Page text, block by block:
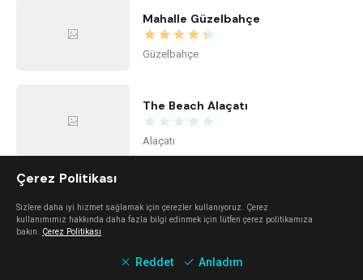
Mahalle Güzelbahçe
Güzelbahçe
The Beach Alaçatı
Alaçatı
Balçova
Çerez Politikası
Sizlere daha iyi hizmet sağlamak için çerezler kullanıyoruz. Çerez
kullanımımız hakkında daha fazla bilgi edinmek için lütfen çerez politikamıza
bakın. Çerez Politikası
Reddet Anladım